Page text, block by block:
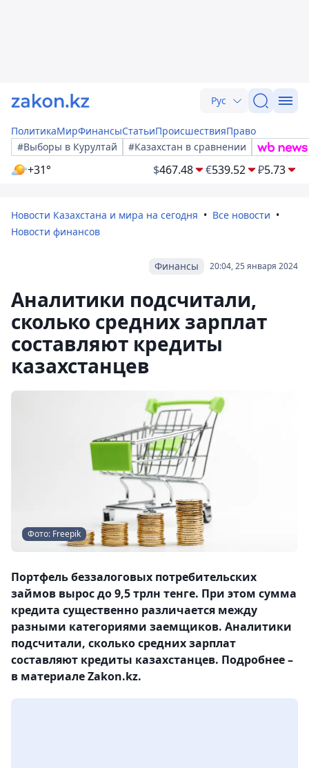
Рус
ПолитикаМирФинансыСтатьиПроисшествияПраво
#Выборы в Курултай
#Казахстан в сравнении
+31° $467.48 €539.52 ₽5.73
Новости Казахстана и мира на сегодня
Все новости
Новости финансов
20:04, 25 января 2024
Финансы
Аналитики подсчитали,
сколько средних зарплат
составляют кредиты
казахстанцев
Фото: Freepik
Портфель беззалоговых потребительских
займов вырос до 9,5 трлн тенге. При этом сумма
кредита существенно различается между
разными категориями заемщиков. Аналитики
подсчитали, сколько средних зарплат
составляют кредиты казахстанцев. Подробнее –
в материале Zakon.kz.